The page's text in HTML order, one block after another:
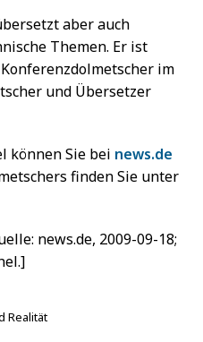
aber auch
Themen. Er ist
im
und Übersetzer
können Sie bei news.de
finden Sie unter
news.de, 2009-09-18;
Realität